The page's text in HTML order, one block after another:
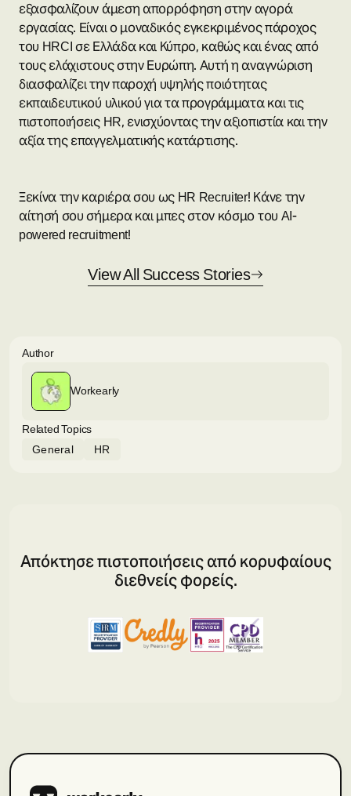
εξασφαλίζουν άμεση απορρόφηση στην αγορά
εργασίας. Είναι ο μοναδικός εγκεκριμένος πάροχος
του HRCI σε Ελλάδα και Κύπρο, καθώς και ένας από
τους ελάχιστους στην Ευρώπη. Αυτή η αναγνώριση
διασφαλίζει την παροχή υψηλής ποιότητας
εκπαιδευτικού υλικού για τα προγράμματα και τις
πιστοποιήσεις HR, ενισχύοντας την αξιοπιστία και την
αξία της επαγγελματικής κατάρτισης.
Ξεκίνα την καριέρα σου ως HR Recruiter! Κάνε την
αίτησή σου σήμερα και μπες στον κόσμο του AI-
powered recruitment!
View All Success Stories
Author
Workearly
Related Topics
General
HR
Απόκτησε πιστοποιήσεις από κορυφαίους
διεθνείς φορείς.